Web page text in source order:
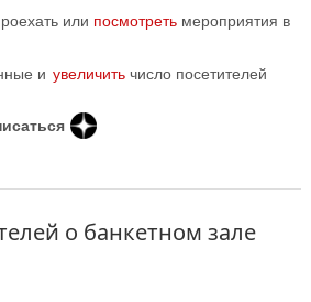
или посмотреть мероприятия в
и увеличить число посетителей
о банкетном зале